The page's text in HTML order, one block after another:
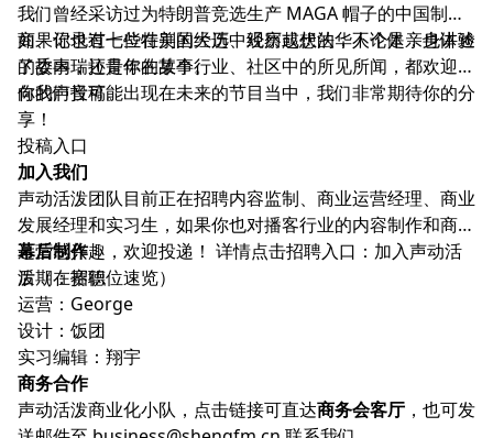
我们曾经采访过为特朗普竞选生产 MAGA 帽子的中国制造
商、记录过七位在美国大选中经历起伏的华人个体，也讲述
了委内瑞拉青年的故事。
如果你也有一些特别的经历、观察或想法，不论是亲身体验
的故事，还是你在某个行业、社区中的所见所闻，都欢迎你
向我们投稿。
你的声音可能出现在未来的节目当中，我们非常期待你的分
享！
投稿入口
加入我们
声动活泼团队目前正在招聘内容监制、商业运营经理、商业
发展经理和实习生，如果你也对播客行业的内容制作和商务
运营感兴趣，欢迎投递！ 详情点击招聘入口： 加入声动活
泼（在招职位速览）
幕后制作
后期：赛德
运营：George
设计：饭团
实习编辑：翔宇
商务合作
声动活泼商业化小队，点击链接可直达商务会客厅 ，也可发